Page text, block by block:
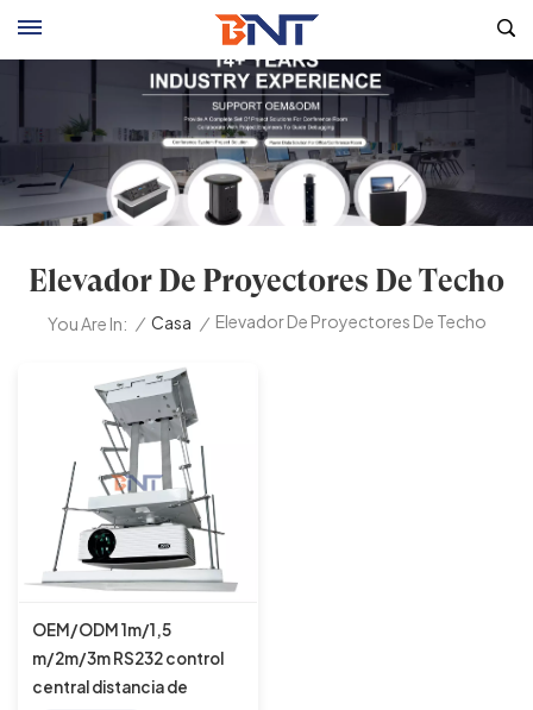
Elevador De Proyectores De Techo
You Are In: / Casa / Elevador De Proyectores De Techo
OEM/ODM 1m/1,5
m/2m/3m RS232 control
central distancia de